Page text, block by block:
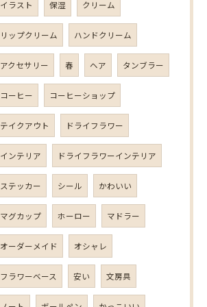
イラスト 保湿 クリーム
リップクリーム ハンドクリーム
アクセサリー 春 ヘア タンブラー
コーヒー コーヒーショップ
テイクアウト ドライフラワー
インテリア ドライフラワーインテリア
ステッカー シール かわいい
マグカップ ホーロー マドラー
オーダーメイド オシャレ
フラワーベース 安い 文房具